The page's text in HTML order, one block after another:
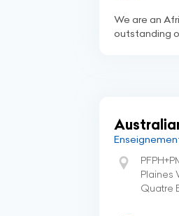
We are an
outstanding
Plaines
Quatre